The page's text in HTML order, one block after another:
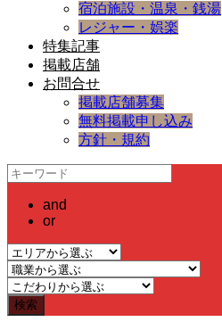
宿泊施設・温泉・銭湯
レジャー・娯楽
特集記事
掲載店舗
お問合せ
掲載店舗募集
無料掲載申し込み
方針・規約
and
or